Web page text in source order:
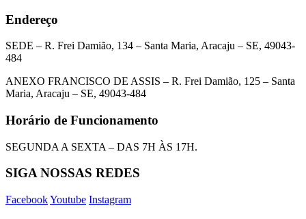
Endereço
SEDE – R. Frei Damião, 134 – Santa Maria, Aracaju – SE, 49043-
484
ANEXO FRANCISCO DE ASSIS – R. Frei Damião, 125 – Santa
Maria, Aracaju – SE, 49043-484
Horário de Funcionamento
SEGUNDA A SEXTA – DAS 7H ÀS 17H.
SIGA NOSSAS REDES
FacebookYoutube Instagram